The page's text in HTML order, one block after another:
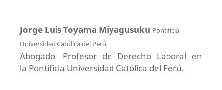
Jorge Luis Toyama Miyagusuku Pontificia
Universidad Católica del Perú
Abogado. Profesor de Derecho Laboral en
la Pontificia Universidad Católica del Perú.